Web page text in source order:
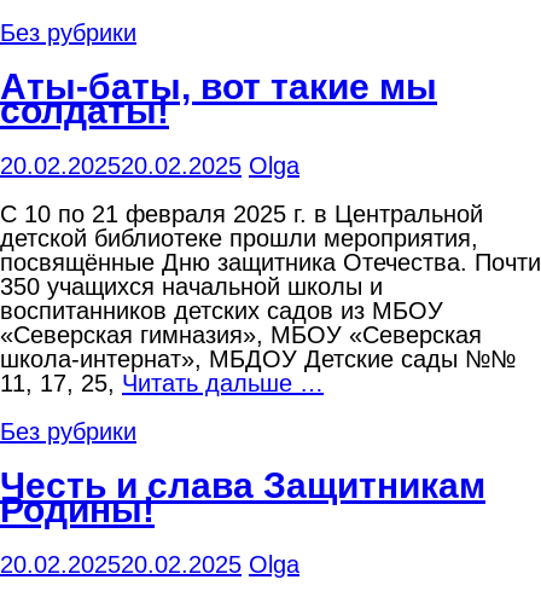
Без рубрики
Аты-баты, вот такие мы
солдаты!
20.02.202520.02.2025 Olga
С 10 по 21 февраля 2025 г. в Центральной
детской библиотеке прошли мероприятия,
посвящённые Дню защитника Отечества. Почти
350 учащихся начальной школы и
воспитанников детских садов из МБОУ
«Северская гимназия», МБОУ «Северская
школа-интернат», МБДОУ Детские сады №№
11, 17, 25, Читать дальше …
Без рубрики
Честь и слава Защитникам
Родины!
20.02.202520.02.2025 Olga